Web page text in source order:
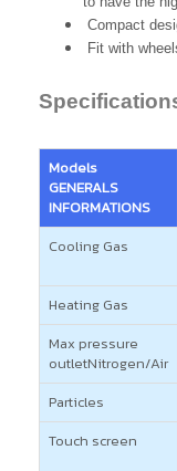
Compact
Fit with
Models
GENERALS
INFORMATIONS
Cooling Gas
Heating Gas
Max pressure
outletNitrogen/Air
Particles
Touch screen